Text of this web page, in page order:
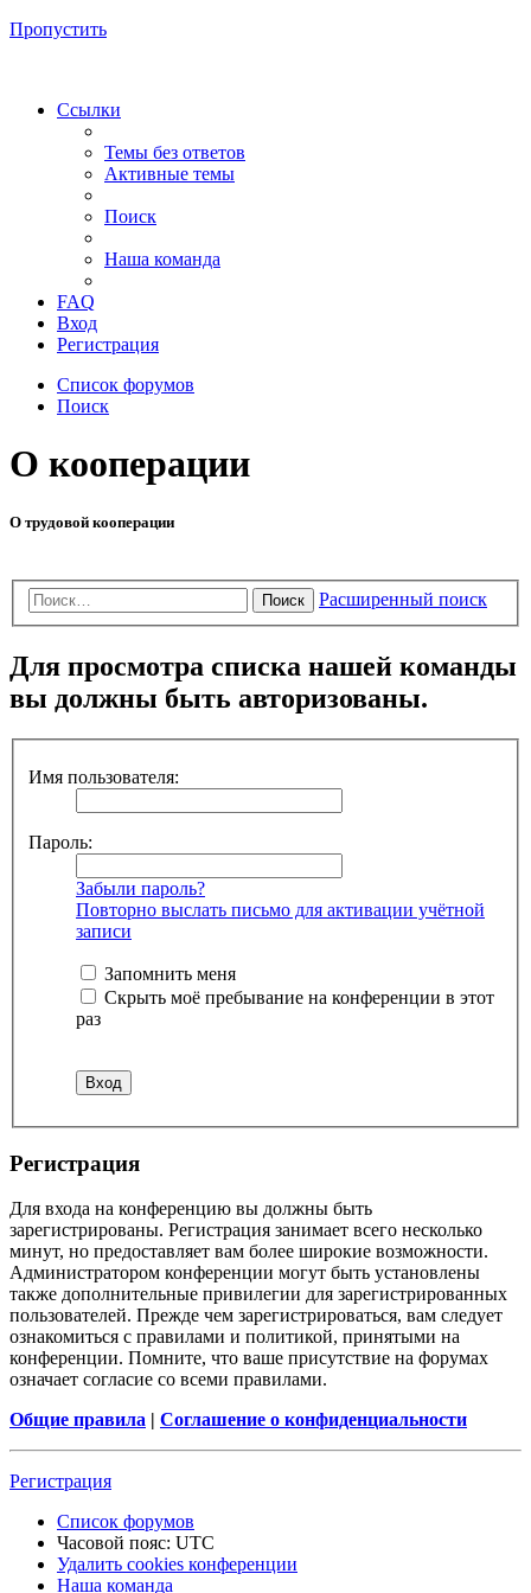
Пропустить
Ссылки
Темы без ответов
Активные темы
Поиск
Наша команда
FAQ
Вход
Регистрация
Список форумов
Поиск
О кооперации
О трудовой кооперации
Поиск Расширенный поиск
Для просмотра списка нашей команды
вы должны быть авторизованы.
Имя пользователя:
Пароль:
Забыли пароль?
Повторно выслать письмо для активации учётной
записи
Запомнить меня
Скрыть моё пребывание на конференции в этот
раз
Регистрация
Для входа на конференцию вы должны быть
зарегистрированы. Регистрация занимает всего несколько
минут, но предоставляет вам более широкие возможности.
Администратором конференции могут быть установлены
также дополнительные привилегии для зарегистрированных
пользователей. Прежде чем зарегистрироваться, вам следует
ознакомиться с правилами и политикой, принятыми на
конференции. Помните, что ваше присутствие на форумах
означает согласие со всеми правилами.
Общие правила | Соглашение о конфиденциальности
Регистрация
Список форумов
Часовой пояс: UTC
Удалить cookies конференции
Наша команда